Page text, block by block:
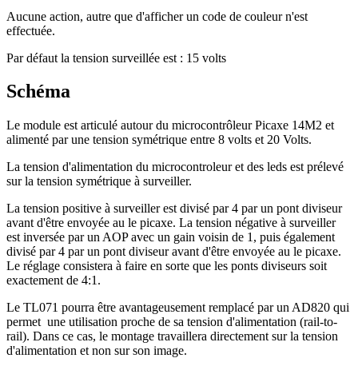
Aucune action, autre que d'afficher un code de couleur n'est
effectuée.
Par défaut la tension surveillée est : 15 volts
Schéma
Le module est articulé autour du microcontrôleur Picaxe 14M2 et
alimenté par une tension symétrique entre 8 volts et 20 Volts.
La tension d'alimentation du microcontroleur et des leds est prélevé
sur la tension symétrique à surveiller.
La tension positive à surveiller est divisé par 4 par un pont diviseur
avant d'être envoyée au le picaxe. La tension négative à surveiller
est inversée par un AOP avec un gain voisin de 1, puis également
divisé par 4 par un pont diviseur avant d'être envoyée au le picaxe.
Le réglage consistera à faire en sorte que les ponts diviseurs soit
exactement de 4:1.
Le TL071 pourra être avantageusement remplacé par un AD820 qui
permet une utilisation proche de sa tension d'alimentation (rail-to-
rail). Dans ce cas, le montage travaillera directement sur la tension
d'alimentation et non sur son image.